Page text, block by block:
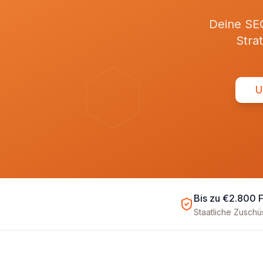
Deine
Bis zu €2.800
Staatliche